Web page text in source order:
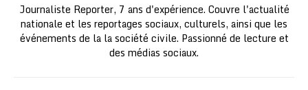
Journaliste Reporter, 7 ans d'expérience. Couvre l'actualité
nationale et les reportages sociaux, culturels, ainsi que les
événements de la la société civile. Passionné de lecture et
des médias sociaux.